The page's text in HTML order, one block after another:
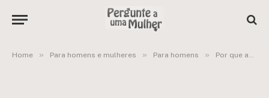
Home » Para homens e mulheres » Para homens » Por que as mulheres nunca querem ficar comigo?